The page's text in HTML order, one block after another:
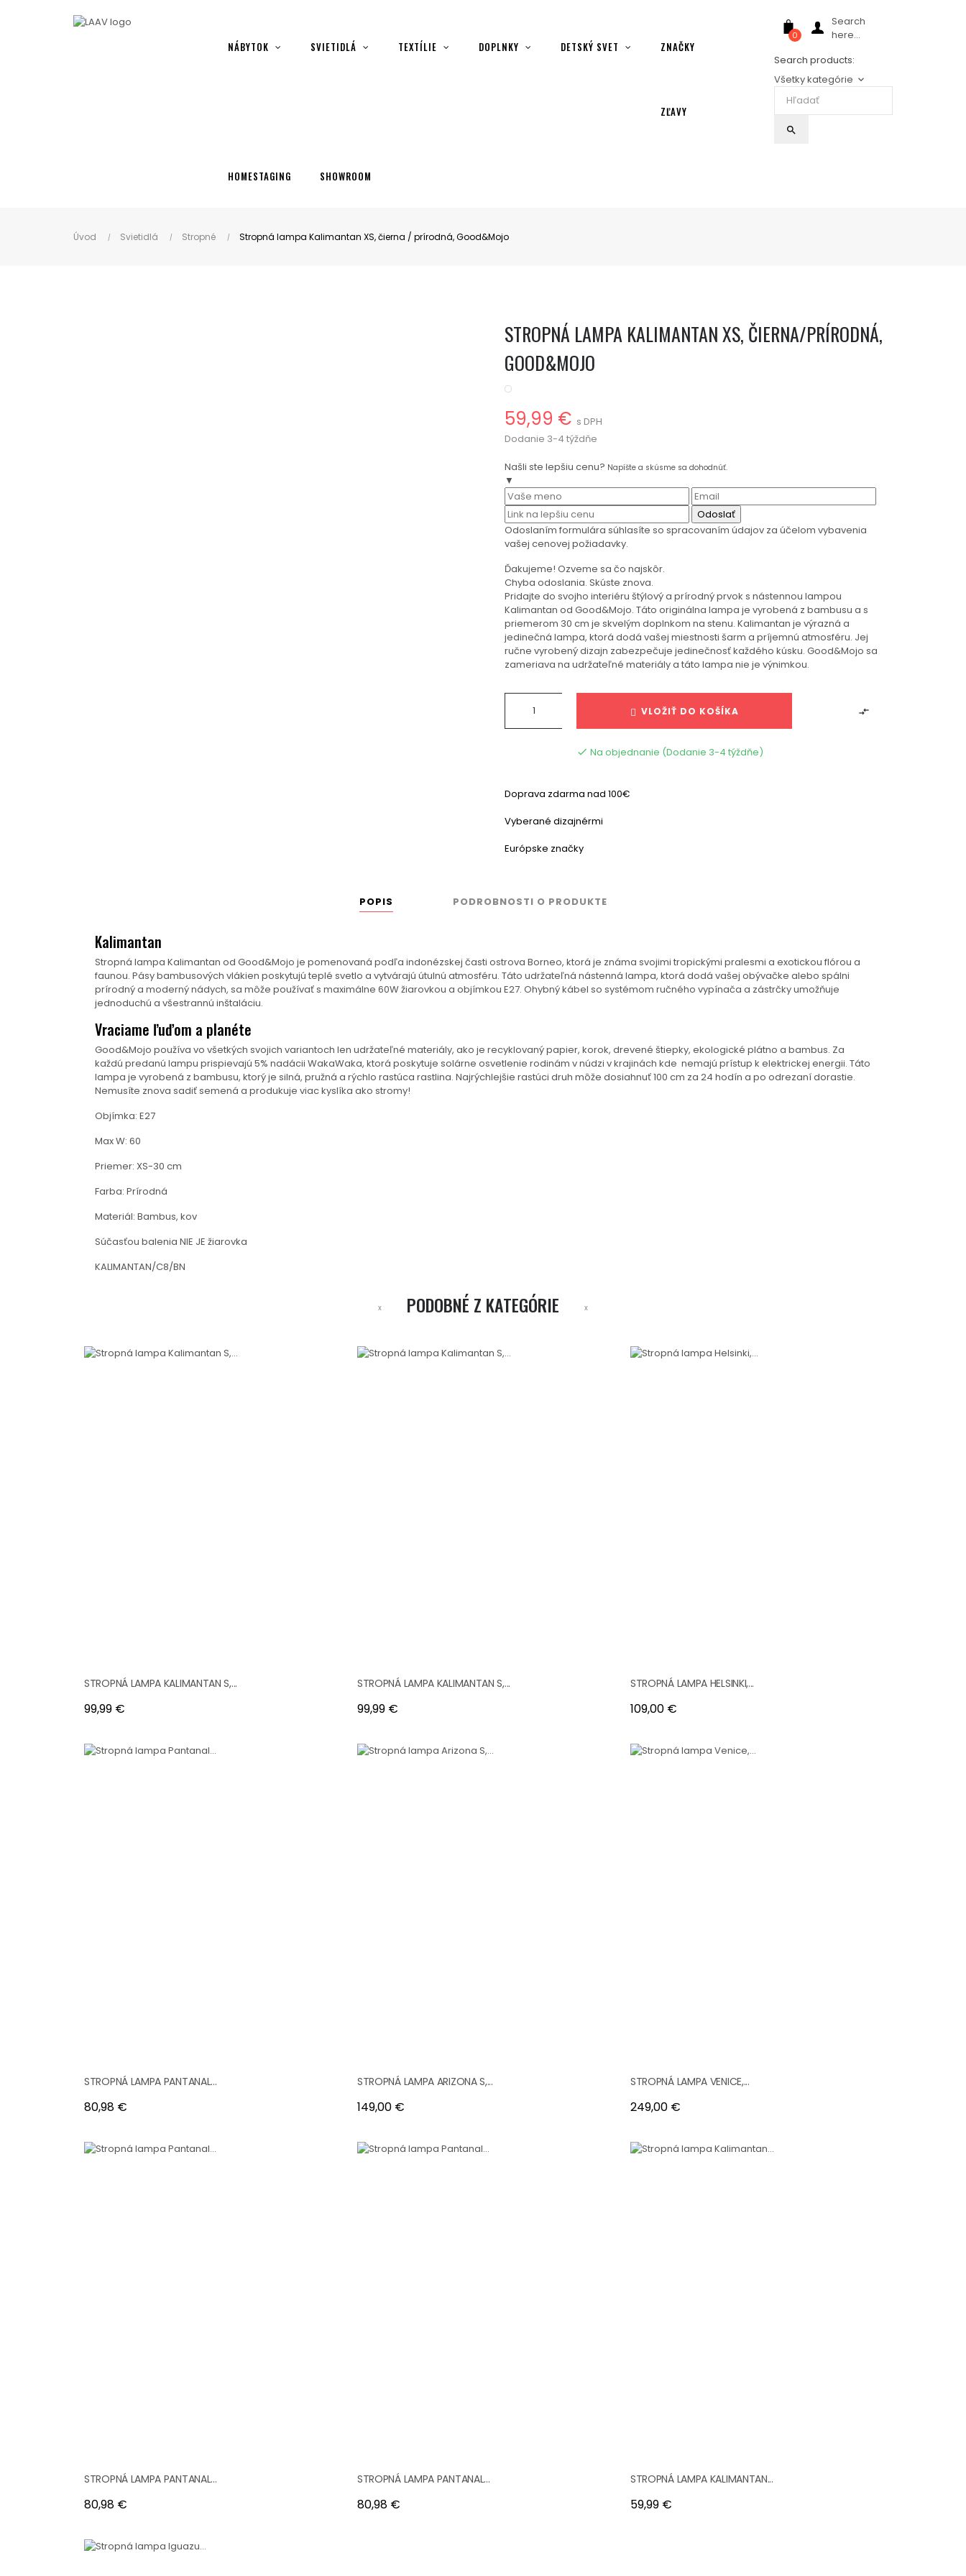
NÁBYTOK SVIETIDLÁ TEXTÍLIE DOPLNKY DETSKÝ SVET ZNAČKY
ZĽAVY
HOMESTAGING SHOWROOM
0
Search
here...
Search products:
Všetky kategórie keyboard_arrow_down
search
Úvod Svietidlá Stropné Stropná lampa Kalimantan XS, čierna / prírodná, Good&Mojo
STROPNÁ LAMPA KALIMANTAN XS, ČIERNA/PRÍRODNÁ,
GOOD&MOJO
59,99 € s DPH
Dodanie 3-4 týždňe
Našli ste lepšiu cenu? Napíšte a skúsme sa dohodnúť.
▼
Odoslať
Odoslaním formulára súhlasíte so spracovaním údajov za účelom vybavenia
vašej cenovej požiadavky.
Ďakujeme! Ozveme sa čo najskôr.
Chyba odoslania. Skúste znova.
Pridajte do svojho interiéru štýlový a prírodný prvok s nástennou lampou
Kalimantan od Good&Mojo. Táto originálna lampa je vyrobená z bambusu a s
priemerom 30 cm je skvelým doplnkom na stenu. Kalimantan je výrazná a
jedinečná lampa, ktorá dodá vašej miestnosti šarm a príjemnú atmosféru. Jej
ručne vyrobený dizajn zabezpečuje jedinečnosť každého kúsku. Good&Mojo sa
zameriava na udržateľné materiály a táto lampa nie je výnimkou.
VLOŽIŤ DO KOŠÍKA 
 Na objednanie (Dodanie 3-4 týždňe)
Doprava zdarma nad 100€
Vyberané dizajnérmi
Európske značky
POPIS PODROBNOSTI O PRODUKTE
Kalimantan
Stropná lampa Kalimantan od Good&Mojo je pomenovaná podľa indonézskej časti ostrova Borneo, ktorá je známa svojimi tropickými pralesmi a exotickou flórou a
faunou. Pásy bambusových vlákien poskytujú teplé svetlo a vytvárajú útulnú atmosféru. Táto udržateľná nástenná lampa, ktorá dodá vašej obývačke alebo spálni
prírodný a moderný nádych, sa môže používať s maximálne 60W žiarovkou a objímkou E27. Ohybný kábel so systémom ručného vypínača a zástrčky umožňuje
jednoduchú a všestrannú inštaláciu.
Vraciame ľuďom a planéte
Good&Mojo používa vo všetkých svojich variantoch len udržateľné materiály, ako je recyklovaný papier, korok, drevené štiepky, ekologické plátno a bambus. Za
každú predanú lampu prispievajú 5% nadácii WakaWaka, ktorá poskytuje solárne osvetlenie rodinám v núdzi v krajinách kde nemajú prístup k elektrickej energii. Táto
lampa je vyrobená z bambusu, ktorý je silná, pružná a rýchlo rastúca rastlina. Najrýchlejšie rastúci druh môže dosiahnuť 100 cm za 24 hodín a po odrezaní dorastie.
Nemusíte znova sadiť semená a produkuje viac kyslíka ako stromy!
Objímka: E27
Max W: 60
Priemer: XS-30 cm
Farba: Prírodná
Materiál: Bambus, kov
Súčasťou balenia NIE JE žiarovka
KALIMANTAN/C8/BN
PODOBNÉ Z KATEGÓRIE
STROPNÁ LAMPA KALIMANTAN S,...
Cena
99,99 €
STROPNÁ LAMPA KALIMANTAN S,...
Cena
99,99 €
STROPNÁ LAMPA HELSINKI,...
Cena
109,00 €
STROPNÁ LAMPA PANTANAL...
Cena
80,98 €
STROPNÁ LAMPA ARIZONA S,...
Cena
149,00 €
STROPNÁ LAMPA VENICE,...
Cena
249,00 €
STROPNÁ LAMPA PANTANAL...
Cena
80,98 €
STROPNÁ LAMPA PANTANAL...
Cena
80,98 €
STROPNÁ LAMPA KALIMANTAN...
Cena
59,99 €